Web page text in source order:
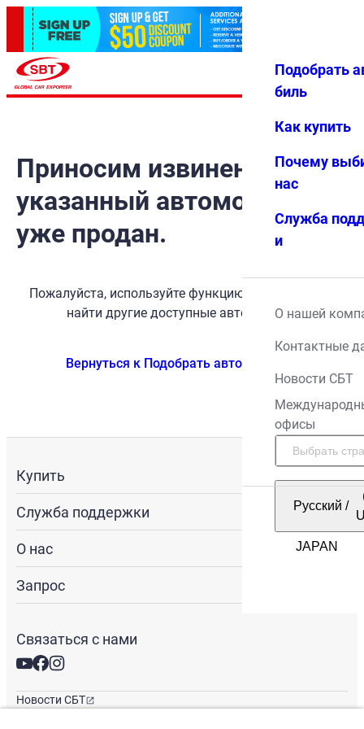
Избранн
Меню
Подобрать
биль
Как купить
Почему
нас
Служба
и
О нашей
Контактные
Новости СБТ
офисы
Русский /
Приносим извинения, но
указанный автомобиль
уже продан.
Пожалуйста, используйте функцию поиска, чтобы
найти другие доступные автомобили.
Вернуться к Подобрать автомобиль
Купить
Служба поддержки
О нас
Запрос
Связаться с нами
Новости СБТ